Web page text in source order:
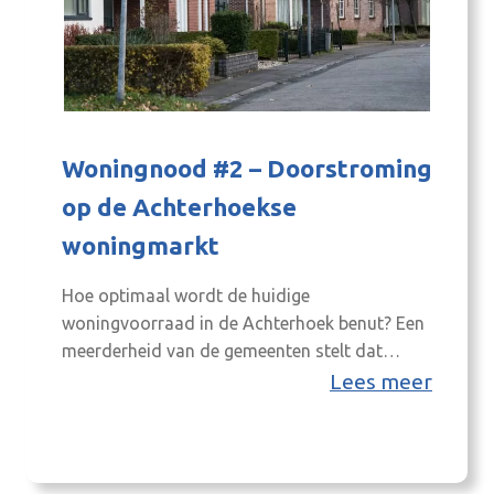
Woningnood #2 – Doorstroming
op de Achterhoekse
woningmarkt
Hoe optimaal wordt de huidige
woningvoorraad in de Achterhoek benut? Een
meerderheid van de gemeenten stelt dat
gebrekkige doorstroming van 55-plussers de
inwisselen voor een woning die past bij hun
Lees meer